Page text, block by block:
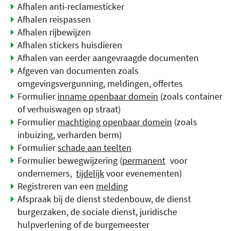
Afhalen anti-reclamesticker
Afhalen reispassen
Afhalen rijbewijzen
Afhalen stickers huisdieren
Afhalen van eerder aangevraagde documenten
Afgeven van documenten zoals
omgevingsvergunning, meldingen, offertes
Formulierinname openbaar domein (zoals container
of verhuiswagen op straat)
Formuliermachtiging openbaar domein (zoals
inbuizing, verharden berm)
Formulierschade aan teelten
Formulier bewegwijzering (permanent voor
ondernemers, tijdelijkvoor evenementen)
Registreren van een melding
Afspraak bij de dienst stedenbouw, de dienst
burgerzaken, de sociale dienst, juridische
hulpverlening of de burgemeester